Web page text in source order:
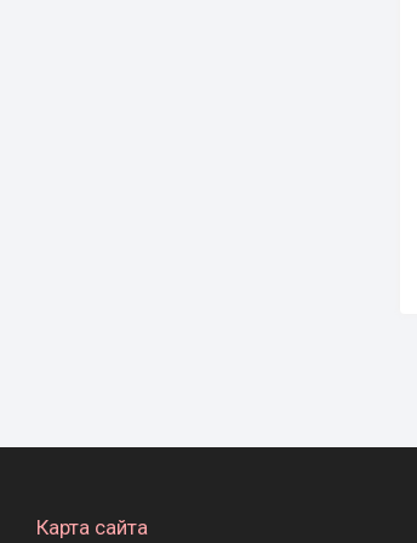
Карта сайта